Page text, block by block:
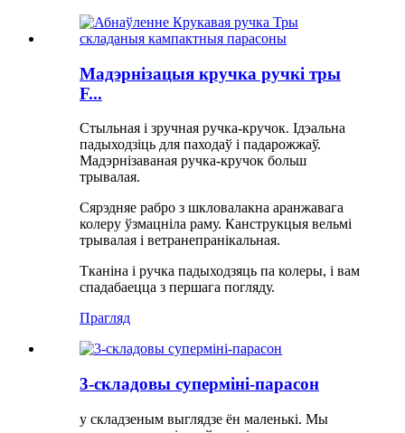
Мадэрнізацыя кручка ручкі тры
F...
Стыльная і зручная ручка-кручок. Ідэальна
падыходзіць для паходаў і падарожжаў.
Мадэрнізаваная ручка-кручок больш
трывалая.
Сярэдняе рабро з шкловалакна аранжавага
колеру ўзмацніла раму. Канструкцыя вельмі
трывалая і ветранепранікальная.
Тканіна і ручка падыходзяць па колеры, і вам
спадабаецца з першага погляду.
Прагляд
3-складовы суперміні-парасон
у складзеным выглядзе ён маленькі. Мы